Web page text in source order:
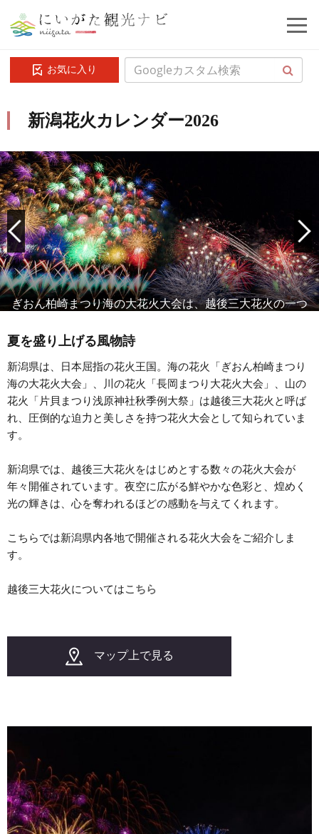
お気に入り
新潟花火カレンダー2026
「正四尺玉」は世界最大の打ち上げ花火
夏を盛り上げる風物詩
新潟県は、日本屈指の花火王国。海の花火「ぎおん柏崎まつり
海の大花火大会」、川の花火「長岡まつり大花火大会」、山の
花火「片貝まつり浅原神社秋季例大祭」は越後三大花火と呼ば
れ、圧倒的な迫力と美しさを持つ花火大会として知られていま
す。
新潟県では、越後三大花火をはじめとする数々の花火大会が
年々開催されています。夜空に広がる鮮やかな色彩と、煌めく
光の輝きは、心を奪われるほどの感動を与えてくれます。
こちらでは新潟県内各地で開催される花火大会をご紹介しま
す。
越後三大花火についてはこちら
マップ上で見る